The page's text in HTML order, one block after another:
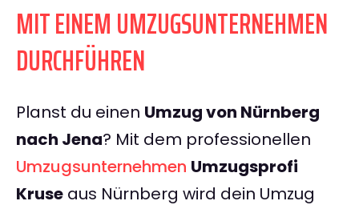
MIT EINEM UMZUGSUNTERNEHMEN
DURCHFÜHREN
Planst du einen Umzug von Nürnberg
nach Jena? Mit dem professionellen
Umzugsunternehmen Umzugsprofi
Kruse aus Nürnberg wird dein Umzug